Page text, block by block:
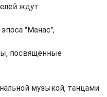
ждут:
"Манас",
посвящённые
музыкой, танцами